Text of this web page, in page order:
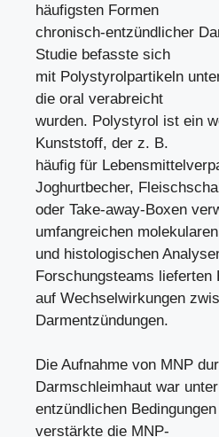
häufigsten Formen
chronisch-entzündlicher
Studie befasste sich
mit Polystyrolpartikeln
die oral verabreicht
wurden. Polystyrol ist ein
Kunststoff, der z. B.
häufig für
Joghurtbecher,
oder Take-away-Boxen
umfangreichen molekularen
und histologischen
Forschungsteams lieferten
auf Wechselwirkungen
Darmentzündungen.
Die Aufnahme von MNP
Darmschleimhaut war unter
entzündlichen
verstärkte die MNP-